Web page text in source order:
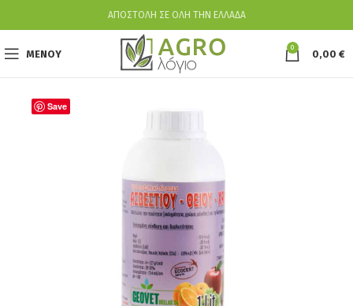
ΑΠΟΣΤΟΛΗ ΣΕ ΟΛΗ ΤΗΝ ΕΛΛΑΔΑ
ΜΕΝΟΥ
0
0,00 €
Save